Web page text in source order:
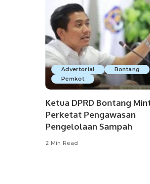
Advertorial
Bontang
Pemkot
Ketua DPRD Bontang
Perketat Pengawasan
Pengelolaan Sampah
2 Min Read